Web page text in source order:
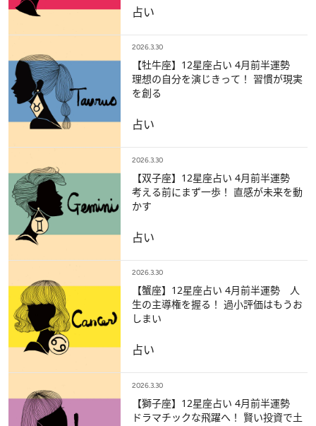
占い
2026.3.30
【牡牛座】12星座占い 4月前半運勢
理想の自分を演じきって！ 習慣が現実
を創る
占い
2026.3.30
【双子座】12星座占い 4月前半運勢
考える前にまず一歩！ 直感が未来を動
かす
占い
2026.3.30
【蟹座】12星座占い 4月前半運勢 人
生の主導権を握る！ 過小評価はもうお
しまい
占い
2026.3.30
【獅子座】12星座占い 4月前半運勢
ドラマチックな飛躍へ！ 賢い投資で土